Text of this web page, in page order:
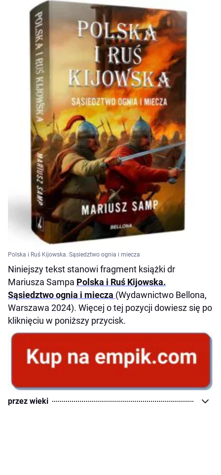
Polska i Ruś Kijowska. Sąsiedztwo ognia i miecza
Niniejszy tekst stanowi fragment książki dr
Mariusza Sampa Polska i Ruś Kijowska.
Sąsiedztwo ognia i miecza (Wydawnictwo Bellona,
Warszawa 2024). Więcej o tej pozycji dowiesz się po
kliknięciu w poniższy przycisk.
przez wieki